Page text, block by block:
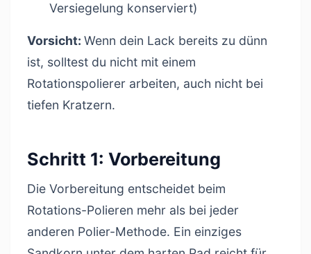
Versiegelung konserviert)
Vorsicht: Wenn dein Lack bereits zu dünn
ist, solltest du nicht mit einem
Rotationspolierer arbeiten, auch nicht bei
tiefen Kratzern.
Schritt 1: Vorbereitung
Die Vorbereitung entscheidet beim
Rotations-Polieren mehr als bei jeder
anderen Polier-Methode. Ein einziges